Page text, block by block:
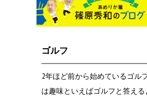
ゴルフ
2年ほど前から始めているゴル
は趣味といえばゴルフと答える